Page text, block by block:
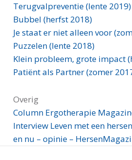
Terugvalpreventie (lente 2019)
Bubbel (herfst 2018)
Je staat er niet alleen voor
Puzzelen (lente 2018)
Klein probleem, grote impact
Patiënt als Partner (zomer
Overig
Column Ergotherapie
Interview Leven met een
en nu – opinie –